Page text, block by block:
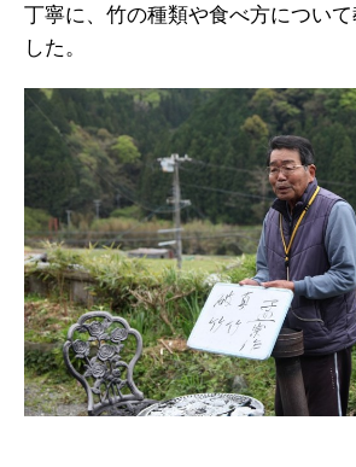
丁寧に、竹の種類や食べ方につい
した。